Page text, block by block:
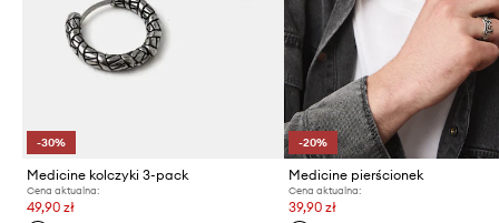
-30%
Medicine kolczyki 3-pack
Cena aktualna:
49,90 zł
-20%
Medicine pierścionek
Cena aktualna:
39,90 zł